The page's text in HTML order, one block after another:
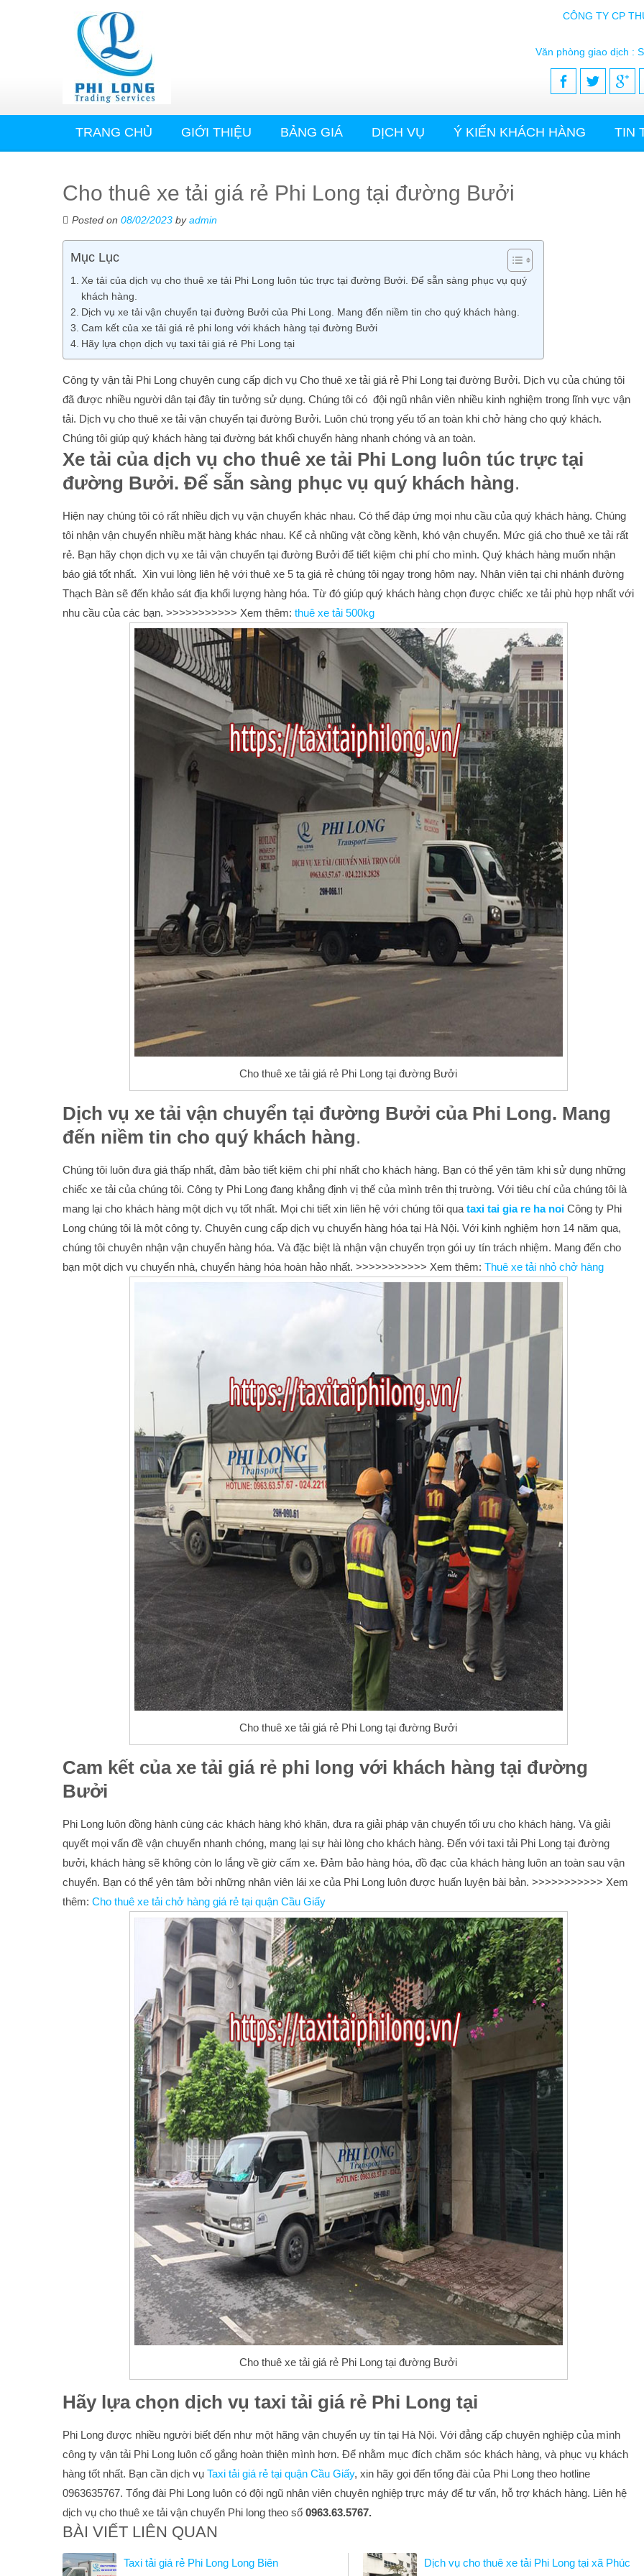
CÔNG TY CP
Văn phòng giao dịch :
TRANG CHỦ GIỚI THIỆU BẢNG GIÁ DỊCH VỤ Ý KIẾN KHÁCH HÀNG TIN
Cho thuê xe tải giá rẻ Phi Long tại đường Bưởi
Posted on 08/02/2023 byadmin
Mục Lục
Xe tải của dịch vụ cho thuê xe tải Phi Long luôn túc trực tại đường Bưởi. Để sẵn sàng phục vụ quý
khách hàng.
Dịch vụ xe tải vận chuyển tại đường Bưởi của Phi Long. Mang đến niềm tin cho quý khách hàng.
Cam kết của xe tải giá rẻ phi long với khách hàng tại đường Bưởi
Hãy lựa chọn dịch vụ taxi tải giá rẻ Phi Long tại
Công ty vận tải Phi Long chuyên cung cấp dịch vụ Cho thuê xe tải giá rẻ Phi Long tại đường Bưởi. Dịch vụ của chúng tôi
đã được nhiều người dân tại đây tin tưởng sử dụng. Chúng tôi có đội ngũ nhân viên nhiều kinh nghiệm trong lĩnh vực vận
tải. Dịch vụ cho thuê xe tải vận chuyển tại đường Bưởi. Luôn chú trọng yếu tố an toàn khi chở hàng cho quý khách.
Chúng tôi giúp quý khách hàng tại đường bát khối chuyển hàng nhanh chóng và an toàn.
Xe tải của dịch vụ cho thuê xe tải Phi Long luôn túc trực tại
đường Bưởi. Để sẵn sàng phục vụ quý khách hàng.
Hiện nay chúng tôi có rất nhiều dịch vụ vận chuyển khác nhau. Có thể đáp ứng mọi nhu cầu của quý khách hàng. Chúng
tôi nhận vận chuyển nhiều mặt hàng khác nhau. Kể cả nhũng vật cồng kềnh, khó vận chuyển. Mức giá cho thuê xe tải rất
rẻ. Bạn hãy chọn dịch vụ xe tải vận chuyển tại đường Bưởi để tiết kiệm chi phí cho mình. Quý khách hàng muốn nhận
báo giá tốt nhất. Xin vui lòng liên hệ với thuê xe 5 tạ giá rẻ chúng tôi ngay trong hôm nay. Nhân viên tại chi nhánh đường
Thạch Bàn sẽ đến khảo sát địa khối lượng hàng hóa. Từ đó giúp quý khách hàng chọn được chiếc xe tải phù hợp nhất với
nhu cầu của các bạn. >>>>>>>>>>> Xem thêm: thuê xe tải 500kg
Cho thuê xe tải giá rẻ Phi Long tại đường Bưởi
Dịch vụ xe tải vận chuyển tại đường Bưởi của Phi Long. Mang
đến niềm tin cho quý khách hàng.
Chúng tôi luôn đưa giá thấp nhất, đảm bảo tiết kiệm chi phí nhất cho khách hàng. Bạn có thể yên tâm khi sử dụng những
chiếc xe tải của chúng tôi. Công ty Phi Long đang khẳng định vị thế của mình trên thị trường. Với tiêu chí của chúng tôi là
mang lại cho khách hàng một dịch vụ tốt nhất. Mọi chi tiết xin liên hệ với chúng tôi qua taxi tai gia re ha noi Công ty Phi
Long chúng tôi là một công ty. Chuyên cung cấp dịch vụ chuyển hàng hóa tại Hà Nội. Với kinh nghiệm hơn 14 năm qua,
chúng tôi chuyên nhận vận chuyển hàng hóa. Và đặc biệt là nhận vận chuyển trọn gói uy tín trách nhiệm. Mang đến cho
bạn một dịch vụ chuyển nhà, chuyển hàng hóa hoàn hảo nhất. >>>>>>>>>>> Xem thêm: Thuê xe tải nhỏ chở hàng
Cho thuê xe tải giá rẻ Phi Long tại đường Bưởi
Cam kết của xe tải giá rẻ phi long với khách hàng tại đường
Bưởi
Phi Long luôn đồng hành cùng các khách hàng khó khăn, đưa ra giải pháp vận chuyển tối ưu cho khách hàng. Và giải
quyết mọi vấn đề vận chuyển nhanh chóng, mang lại sự hài lòng cho khách hàng. Đến với taxi tải Phi Long tại đường
bưởi, khách hàng sẽ không còn lo lắng về giờ cấm xe. Đảm bảo hàng hóa, đồ đạc của khách hàng luôn an toàn sau vận
chuyển. Bạn có thể yên tâm bởi những nhân viên lái xe của Phi Long luôn được huấn luyện bài bản. >>>>>>>>>>> Xem
thêm: Cho thuê xe tải chở hàng giá rẻ tại quận Cầu Giấy
Cho thuê xe tải giá rẻ Phi Long tại đường Bưởi
Hãy lựa chọn dịch vụ taxi tải giá rẻ Phi Long tại
Phi Long được nhiều người biết đến như một hãng vận chuyển uy tín tại Hà Nội. Với đẳng cấp chuyên nghiệp của mình
công ty vận tải Phi Long luôn cố gắng hoàn thiện mình hơn. Để nhằm mục đích chăm sóc khách hàng, và phục vụ khách
hàng tốt nhất. Bạn cần dịch vụ Taxi tải giá rẻ tại quận Cầu Giấy, xin hãy gọi đến tổng đài của Phi Long theo hotline
0963635767. Tổng đài Phi Long luôn có đội ngũ nhân viên chuyên nghiệp trực máy để tư vấn, hỗ trợ khách hàng. Liên hệ
dịch vụ cho thuê xe tải vận chuyển Phi long theo số 0963.63.5767.
BÀI VIẾT LIÊN QUAN
Taxi tải giá rẻ Phi Long Long Biên Dịch vụ cho thuê xe tải Phi Long tại xã Phúc